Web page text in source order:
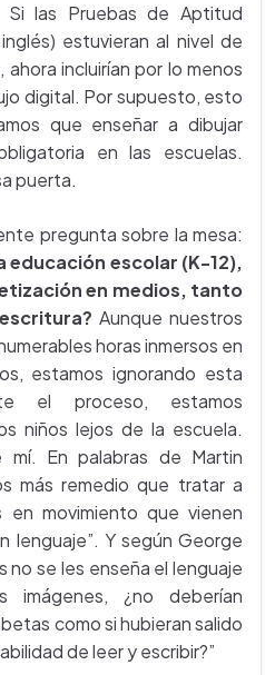
las Pruebas de Aptitud
estuvieran al nivel de
incluirían por lo menos
digital. Por supuesto, esto
que enseñar a dibujar
en las escuelas.
puerta.
pregunta sobre la mesa:
educación escolar (K-12),
en medios, tanto
Aunque nuestros
horas inmersos en
estamos ignorando esta
el proceso, estamos
niños lejos de la escuela.
En palabras de Martin
más remedio que tratar a
en movimiento que vienen
lenguaje”. Y según George
no se les enseña el lenguaje
¿no deberían
como si hubieran salido
de leer y escribir?”